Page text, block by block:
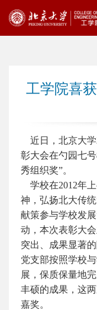
工学院喜
近日，北京大学
彰大会在勺园七
秀组织奖”。
学校在2012年
神，弘扬北大传
献策参与学校发
动，本次表彰大
突出、成果显著
党支部按照学校
展，保质保量地
丰硕的成果，这
嘉奖。